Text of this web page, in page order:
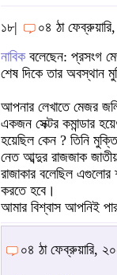
১৮|
০৪ ঠা
নাবিকবলেছেন: প্রসংগ
শেষ দিকে তার অবস্থান
আপনার লেখাতে মেজর
একজন সেক্টর কমান্ডার
হয়েছিল কেন ? তিনি
নেত আব্দুর রাজজাক
রাজাকার বলেছিল
করতে হবে।
আমার বিশ্বাস আপনিই
০৪ ঠা ফেব্রুয়ারি,